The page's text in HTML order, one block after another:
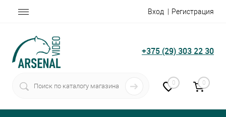
Вход Регистрация
+375 (29) 303 22 30
0 0